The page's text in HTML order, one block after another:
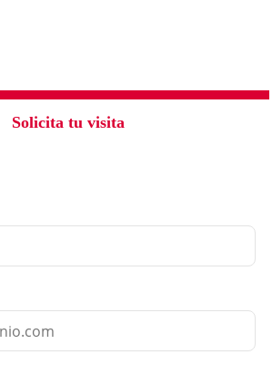
Solicita tu visita